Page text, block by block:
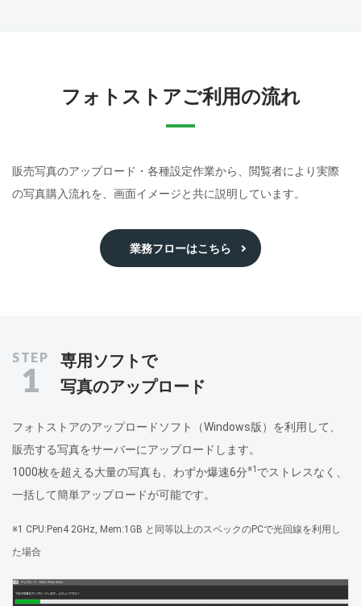
フォトストアご利用の流れ
販売写真のアップロード・各種設定作業から、閲覧者により実際
の写真購入流れを、画面イメージと共に説明しています。
業務フローはこちら
1
専用ソフトで
写真のアップロード
フォトストアのアップロードソフト（Windows版）を利用して、
販売する写真をサーバーにアップロードします。
1000枚を超える大量の写真も、わずか爆速6分※1 でストレスなく、
一括して簡単アップロードが可能です。
※1 CPU:Pen4 2GHz, Mem:1GB と同等以上のスペックのPCで光回線を利用し
た場合